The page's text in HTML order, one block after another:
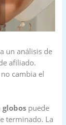
un análisis de
afiliado.
cambia el
globos puede
terminado. La